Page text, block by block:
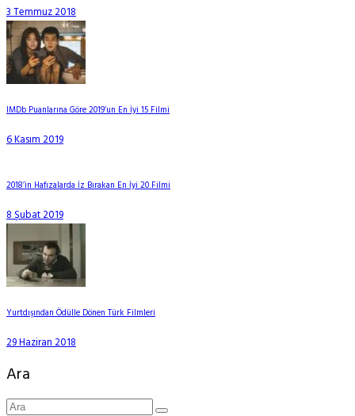
3 Temmuz 2018
IMDb Puanlarına Göre 2019’un En İyi 15 Filmi
6 Kasım 2019
2018’in Hafızalarda İz Bırakan En İyi 20 Filmi
8 Şubat 2019
Yurtdışından Ödülle Dönen Türk Filmleri
29 Haziran 2018
Ara